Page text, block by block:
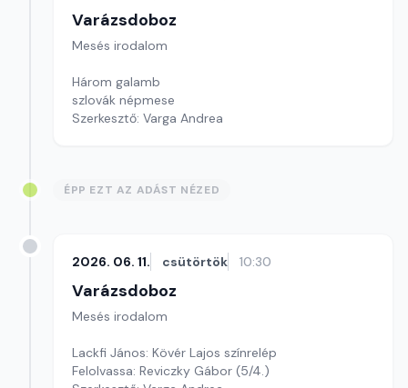
Varázsdoboz
Mesés irodalom
Három galamb
szlovák népmese
Szerkesztő: Varga Andrea
ÉPP EZT AZ ADÁST NÉZED
2026. 06. 11. csütörtök 10:30
Varázsdoboz
Mesés irodalom
Lackfi János: Kövér Lajos színrelép
Felolvassa: Reviczky Gábor (5/4.)